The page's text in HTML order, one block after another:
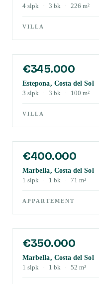
4 slpk · 3 bk · 226 m²
VILLA
€345.000
Estepona, Costa del Sol
3 slpk · 3 bk · 100 m²
VILLA
€400.000
Marbella, Costa del Sol
1 slpk · 1 bk · 71 m²
APPARTEMENT
€350.000
Marbella, Costa del Sol
1 slpk · 1 bk · 52 m²